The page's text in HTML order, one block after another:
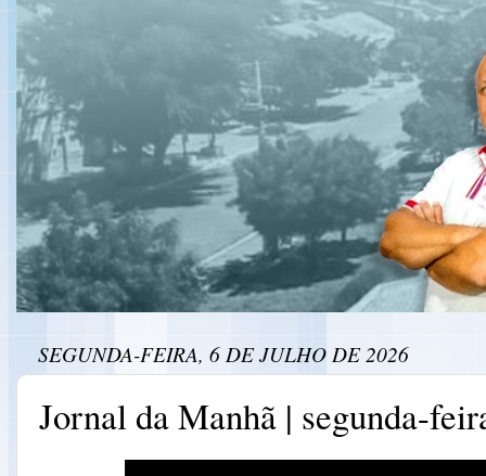
SEGUNDA-FEIRA, 6 DE JULHO DE 2026
Jornal da Manhã | segunda-